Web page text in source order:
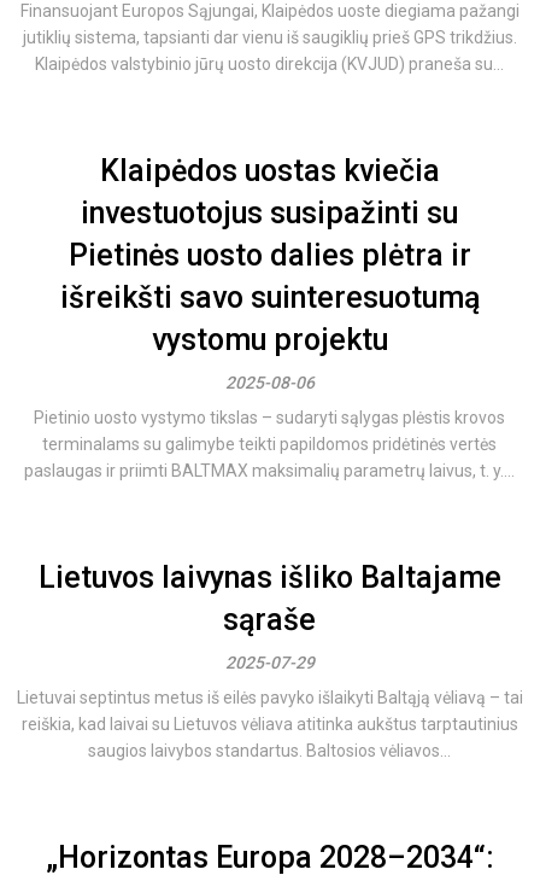
Finansuojant Europos Sąjungai, Klaipėdos uoste diegiama pažangi
jutiklių sistema, tapsianti dar vienu iš saugiklių prieš GPS trikdžius.
Klaipėdos valstybinio jūrų uosto direkcija (KVJUD) praneša su...
Klaipėdos uostas kviečia
investuotojus susipažinti su
Pietinės uosto dalies plėtra ir
išreikšti savo suinteresuotumą
vystomu projektu
2025-08-06
Pietinio uosto vystymo tikslas – sudaryti sąlygas plėstis krovos
terminalams su galimybe teikti papildomos pridėtinės vertės
paslaugas ir priimti BALTMAX maksimalių parametrų laivus, t. y....
Lietuvos laivynas išliko Baltajame
sąraše
2025-07-29
Lietuvai septintus metus iš eilės pavyko išlaikyti Baltąją vėliavą – tai
reiškia, kad laivai su Lietuvos vėliava atitinka aukštus tarptautinius
saugios laivybos standartus. Baltosios vėliavos...
„Horizontas Europa 2028–2034“: